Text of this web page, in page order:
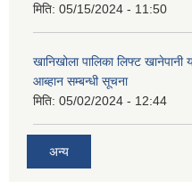
मिति: 05/15/2024 - 11:50
खानिखोला पालिका लिफ्ट खानेपानी
आब्हान सम्बन्धी सूचना
मिति: 05/02/2024 - 12:44
अन्य